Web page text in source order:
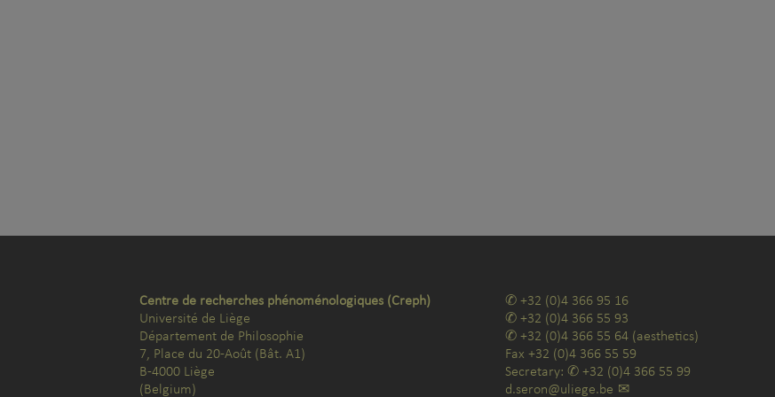
Centre de recherches phénoménologiques (Creph)
Université de Liège
Département de Philosophie
7, Place du 20-Août (Bât. A1)
B-4000 Liège
(Belgium)
+32 (0)4 366 95 16
+32 (0)4 366 55 93
+32 (0)4 366 55 64 (aesthetics)
Fax +32 (0)4 366 55 59
Secretary:
+32 (0)4 366 55 99
d.seron@uliege.be